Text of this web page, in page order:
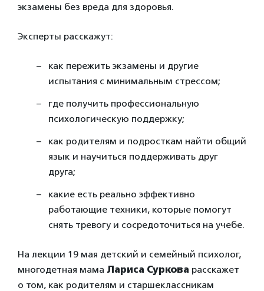
экзамены без вреда для здоровья.
Эксперты расскажут:
как пережить экзамены и другие
испытания с минимальным стрессом;
где получить профессиональную
психологическую поддержку;
как родителям и подросткам найти общий
язык и научиться поддерживать друг
друга;
какие есть реально эффективно
работающие техники, которые помогут
снять тревогу и сосредоточиться на учебе.
На лекции 19 мая детский и семейный психолог,
многодетная мама Лариса Суркова расскажет
о том, как родителям и старшеклассникам